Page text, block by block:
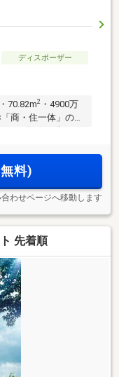
ディスポーザー
70.82m2 ・4900万
商・住一体」の駅
設も身近にそろう
料)
わせページへ移動します
先着順